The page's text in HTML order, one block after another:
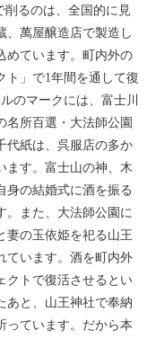
削るのは、全国的に見
、萬屋醸造店で製造し
めています。町内外の
ト」で1年間を通して復
のマークには、富士川
名所百選・大法師公園
代紙は、呉服店の多か
ます。富士山の神、木
身の結婚式に酒を振る
。また、大法師公園に
妻の玉依姫を祀る山王
ています。酒を町内外
クトで復活させるとい
あと、山王神社で奉納
っています。だから本